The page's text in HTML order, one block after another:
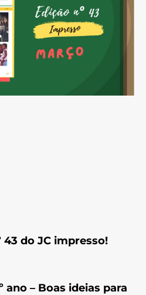
43 do JC impresso!
ano – Boas ideias para